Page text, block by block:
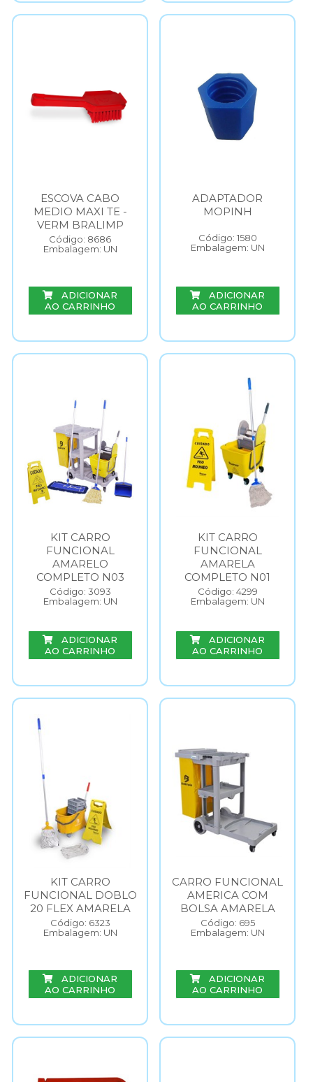
ESCOVA CABO
MEDIO MAXI TE -
VERM BRALIMP
Código: 8686
Embalagem: UN
ADICIONAR
AO CARRINHO
ADAPTADOR
MOPINH
Código: 1580
Embalagem: UN
ADICIONAR
AO CARRINHO
KIT CARRO
FUNCIONAL
AMARELO
COMPLETO N03
Código: 3093
Embalagem: UN
ADICIONAR
AO CARRINHO
KIT CARRO
FUNCIONAL
AMARELA
COMPLETO N01
Código: 4299
Embalagem: UN
ADICIONAR
AO CARRINHO
KIT CARRO
FUNCIONAL DOBLO
20 FLEX AMARELA
Código: 6323
Embalagem: UN
ADICIONAR
AO CARRINHO
CARRO FUNCIONAL
AMERICA COM
BOLSA AMARELA
Código: 695
Embalagem: UN
ADICIONAR
AO CARRINHO